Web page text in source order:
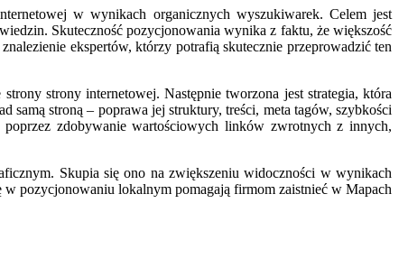
w wynikach organicznych wyszukiwarek. Celem jest
Skuteczność pozycjonowania wynika z faktu, że większość
ekspertów, którzy potrafią skutecznie przeprowadzić ten
strony internetowej. Następnie tworzona jest strategia, która
stroną – poprawa jej struktury, treści, meta tagów, szybkości
zdobywanie wartościowych linków zwrotnych z innych,
Skupia się ono na zwiększeniu widoczności w wynikach
pozycjonowaniu lokalnym pomagają firmom zaistnieć w Mapach